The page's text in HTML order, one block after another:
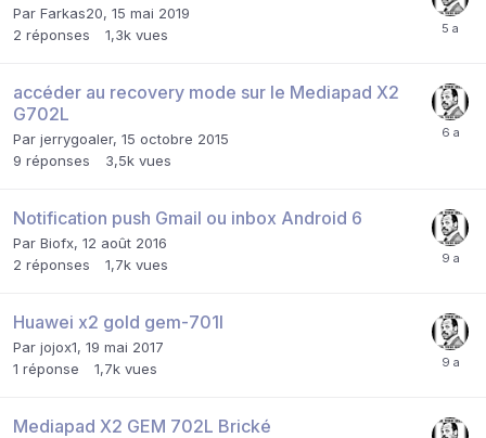
Par Farkas20, 15 mai 2019
2 réponses 1,3k vues
accéder au recovery mode sur le Mediapad X2
G702L
Par jerrygoaler, 15 octobre 2015
9 réponses 3,5k vues
Notification push Gmail ou inbox Android 6
Par Biofx, 12 août 2016
2 réponses 1,7k vues
Huawei x2 gold gem-701l
Par jojox1, 19 mai 2017
1 réponse 1,7k vues
Mediapad X2 GEM 702L Brické